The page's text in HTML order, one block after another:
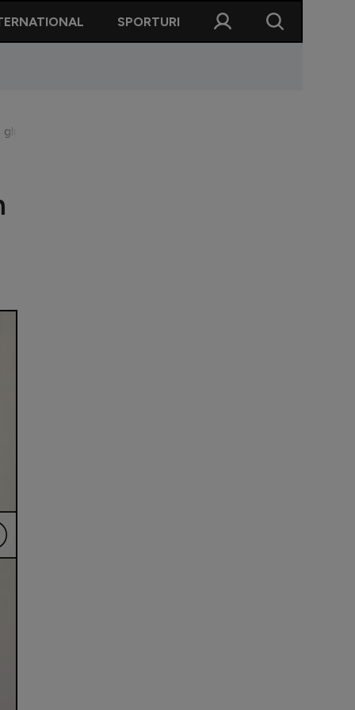
SPORTURI
Avem impresia că suntem nemuritori și că ziua de